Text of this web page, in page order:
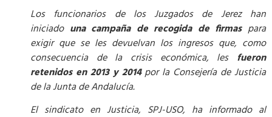
Los funcionarios de los Juzgados de Jerez han
iniciado una campaña de recogida de firmaspara
exigir que se les devuelvan los ingresos que, como
consecuencia de la crisis económica, les fueron
retenidos en 2013 y 2014por la Consejería de Justicia
de la Junta de Andalucía.
El sindicato en Justicia, SPJ-USO, ha informado al